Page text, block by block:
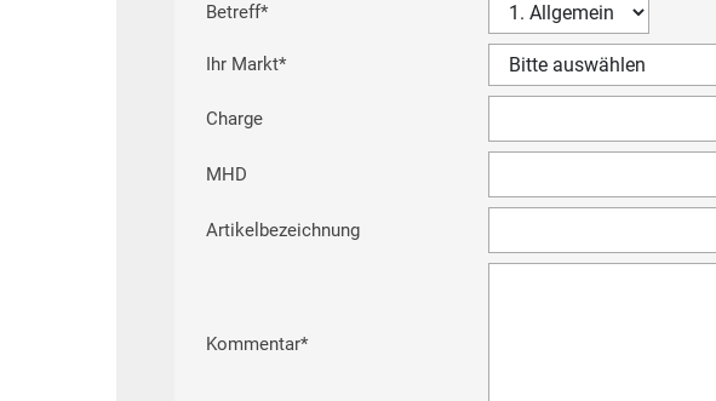
Betreff*
Ihr Markt*
Charge
MHD
Artikelbezeichnung
Kommentar*